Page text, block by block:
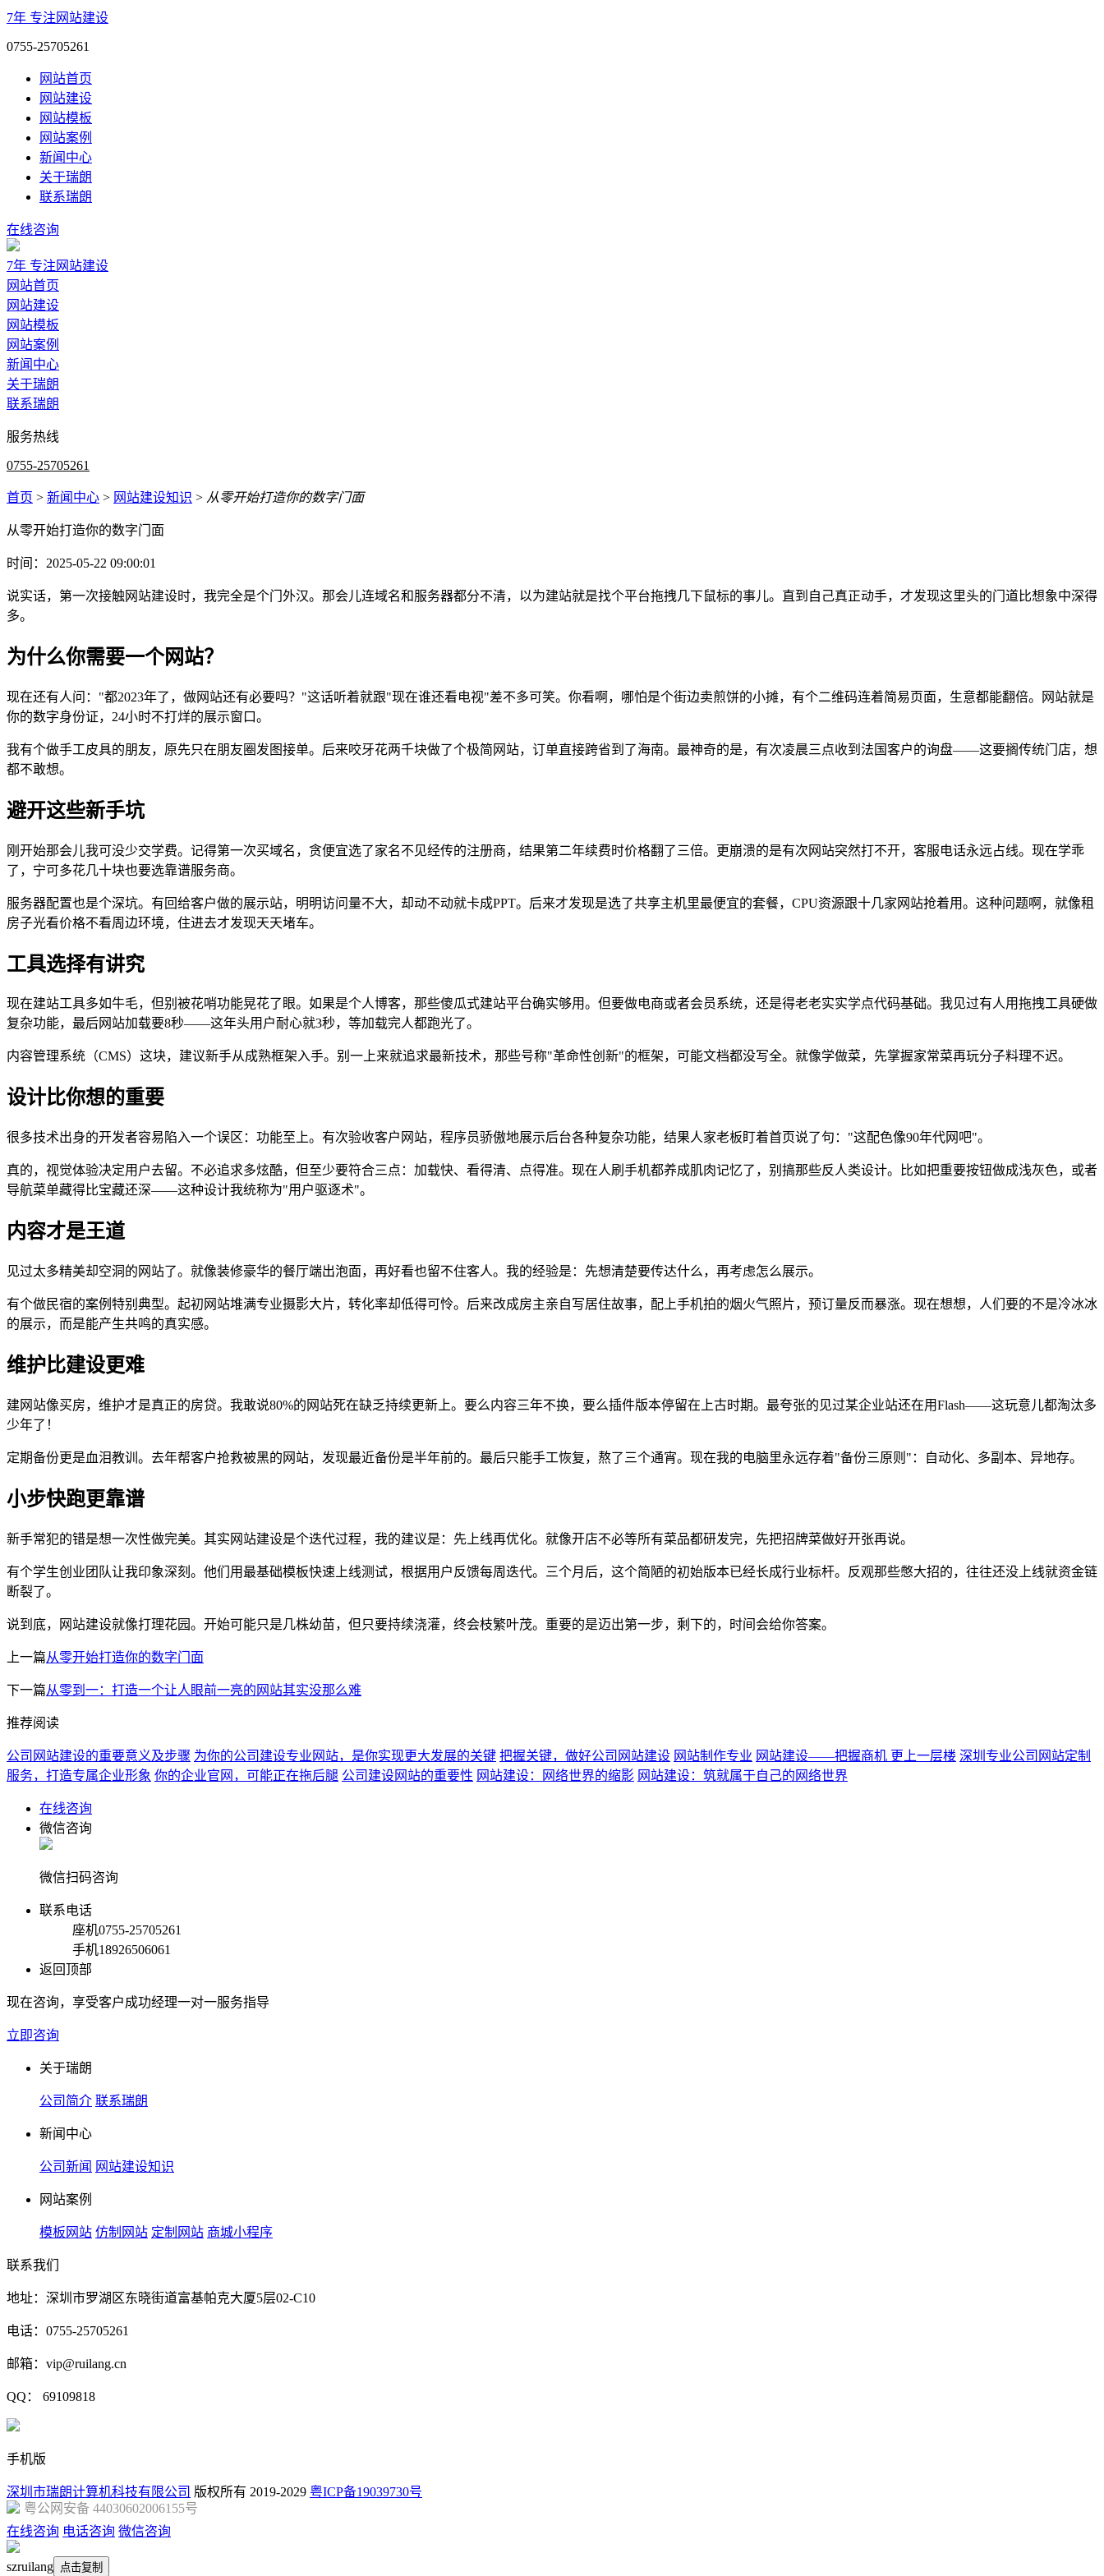
7年 专注网站建设
0755-25705261
网站首页
网站建设
网站模板
网站案例
新闻中心
关于瑞朗
联系瑞朗
在线咨询
7年 专注网站建设
网站首页
网站建设
网站模板
网站案例
新闻中心
关于瑞朗
联系瑞朗
服务热线
0755-25705261
首页 > 新闻中心 > 网站建设知识 > 从零开始打造你的数字门面
从零开始打造你的数字门面
时间：2025-05-22 09:00:01
说实话，第一次接触网站建设时，我完全是个门外汉。那会儿连域名和服务器都分不清，以为建站就是找个平台拖拽几下鼠标的事儿。直到自己真正动手，才发现这里头的门道比想象中深得
多。
为什么你需要一个网站？
现在还有人问："都2023年了，做网站还有必要吗？"这话听着就跟"现在谁还看电视"差不多可笑。你看啊，哪怕是个街边卖煎饼的小摊，有个二维码连着简易页面，生意都能翻倍。网站就是
你的数字身份证，24小时不打烊的展示窗口。
我有个做手工皮具的朋友，原先只在朋友圈发图接单。后来咬牙花两千块做了个极简网站，订单直接跨省到了海南。最神奇的是，有次凌晨三点收到法国客户的询盘——这要搁传统门店，想
都不敢想。
避开这些新手坑
刚开始那会儿我可没少交学费。记得第一次买域名，贪便宜选了家名不见经传的注册商，结果第二年续费时价格翻了三倍。更崩溃的是有次网站突然打不开，客服电话永远占线。现在学乖
了，宁可多花几十块也要选靠谱服务商。
服务器配置也是个深坑。有回给客户做的展示站，明明访问量不大，却动不动就卡成PPT。后来才发现是选了共享主机里最便宜的套餐，CPU资源跟十几家网站抢着用。这种问题啊，就像租
房子光看价格不看周边环境，住进去才发现天天堵车。
工具选择有讲究
现在建站工具多如牛毛，但别被花哨功能晃花了眼。如果是个人博客，那些傻瓜式建站平台确实够用。但要做电商或者会员系统，还是得老老实实学点代码基础。我见过有人用拖拽工具硬做
复杂功能，最后网站加载要8秒——这年头用户耐心就3秒，等加载完人都跑光了。
内容管理系统（CMS）这块，建议新手从成熟框架入手。别一上来就追求最新技术，那些号称"革命性创新"的框架，可能文档都没写全。就像学做菜，先掌握家常菜再玩分子料理不迟。
设计比你想的重要
很多技术出身的开发者容易陷入一个误区：功能至上。有次验收客户网站，程序员骄傲地展示后台各种复杂功能，结果人家老板盯着首页说了句："这配色像90年代网吧"。
真的，视觉体验决定用户去留。不必追求多炫酷，但至少要符合三点：加载快、看得清、点得准。现在人刷手机都养成肌肉记忆了，别搞那些反人类设计。比如把重要按钮做成浅灰色，或者
导航菜单藏得比宝藏还深——这种设计我统称为"用户驱逐术"。
内容才是王道
见过太多精美却空洞的网站了。就像装修豪华的餐厅端出泡面，再好看也留不住客人。我的经验是：先想清楚要传达什么，再考虑怎么展示。
有个做民宿的案例特别典型。起初网站堆满专业摄影大片，转化率却低得可怜。后来改成房主亲自写居住故事，配上手机拍的烟火气照片，预订量反而暴涨。现在想想，人们要的不是冷冰冰
的展示，而是能产生共鸣的真实感。
维护比建设更难
建网站像买房，维护才是真正的房贷。我敢说80%的网站死在缺乏持续更新上。要么内容三年不换，要么插件版本停留在上古时期。最夸张的见过某企业站还在用Flash——这玩意儿都淘汰多
少年了！
定期备份更是血泪教训。去年帮客户抢救被黑的网站，发现最近备份是半年前的。最后只能手工恢复，熬了三个通宵。现在我的电脑里永远存着"备份三原则"：自动化、多副本、异地存。
小步快跑更靠谱
新手常犯的错是想一次性做完美。其实网站建设是个迭代过程，我的建议是：先上线再优化。就像开店不必等所有菜品都研发完，先把招牌菜做好开张再说。
有个学生创业团队让我印象深刻。他们用最基础模板快速上线测试，根据用户反馈每周迭代。三个月后，这个简陋的初始版本已经长成行业标杆。反观那些憋大招的，往往还没上线就资金链
断裂了。
说到底，网站建设就像打理花园。开始可能只是几株幼苗，但只要持续浇灌，终会枝繁叶茂。重要的是迈出第一步，剩下的，时间会给你答案。
上一篇从零开始打造你的数字门面
下一篇从零到一：打造一个让人眼前一亮的网站其实没那么难
推荐阅读
公司网站建设的重要意义及步骤 为你的公司建设专业网站，是你实现更大发展的关键 把握关键，做好公司网站建设 网站制作专业 网站建设——把握商机 更上一层楼 深圳专业公司网站定制
服务，打造专属企业形象 你的企业官网，可能正在拖后腿 公司建设网站的重要性 网站建设：网络世界的缩影 网站建设：筑就属于自己的网络世界
在线咨询
微信咨询
微信扫码咨询
联系电话
座机0755-25705261
手机18926506061
返回顶部
现在咨询，享受客户成功经理一对一服务指导
立即咨询
关于瑞朗
公司简介 联系瑞朗
新闻中心
公司新闻 网站建设知识
网站案例
模板网站 仿制网站 定制网站 商城小程序
联系我们
地址：深圳市罗湖区东晓街道富基帕克大厦5层02-C10
电话：0755-25705261
邮箱：vip@ruilang.cn
QQ： 69109818
手机版
深圳市瑞朗计算机科技有限公司 版权所有 2019-2029 粤ICP备19039730号
粤公网安备 44030602006155号
在线咨询 电话咨询 微信咨询
szruilang 点击复制